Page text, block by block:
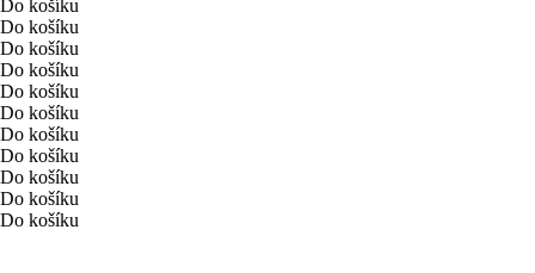
Do košíku
Do košíku
Do košíku
Do košíku
Do košíku
Do košíku
Do košíku
Do košíku
Do košíku
Do košíku
Do košíku